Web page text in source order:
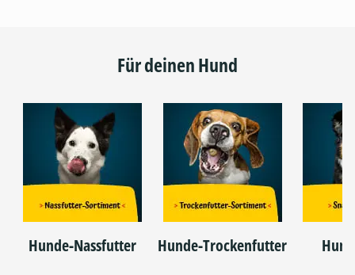
Für deinen Hund
Hunde-Nassfutter Hunde-Trockenfutter